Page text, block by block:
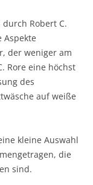
Robert C.
Aspekte
der weniger am
Rore eine höchst
des
auf weiße
kleine Auswahl
die
sind.